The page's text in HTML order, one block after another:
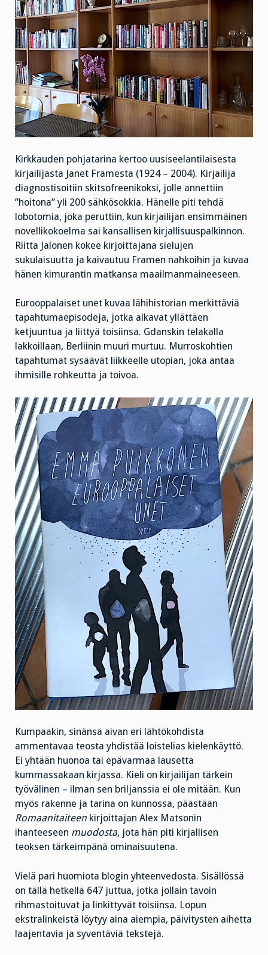
Kirkkauden pohjatarina kertoo uusiseelantilaisesta
kirjailijasta Janet Framesta (1924 – 2004). Kirjailija
diagnostisoitiin skitsofreenikoksi, jolle annettiin
”hoitona” yli 200 sähkösokkia. Hänelle piti tehdä
lobotomia, joka peruttiin, kun kirjailijan ensimmäinen
novellikokoelma sai kansallisen kirjallisuuspalkinnon.
Riitta Jalonen kokee kirjoittajana sielujen
sukulaisuutta ja kaivautuu Framen nahkoihin ja kuvaa
hänen kimurantin matkansa maailmanmaineeseen.
Eurooppalaiset unet kuvaa lähihistorian merkittäviä
tapahtumaepisodeja, jotka alkavat yllättäen
ketjuuntua ja liittyä toisiinsa. Gdanskin telakalla
lakkoillaan, Berliinin muuri murtuu. Murroskohtien
tapahtumat sysäävät liikkeelle utopian, joka antaa
ihmisille rohkeutta ja toivoa.
Kumpaakin, sinänsä aivan eri lähtökohdista
ammentavaa teosta yhdistää loistelias kielenkäyttö.
Ei yhtään huonoa tai epävarmaa lausetta
kummassakaan kirjassa. Kieli on kirjailijan tärkein
työvälinen – ilman sen briljanssia ei ole mitään. Kun
myös rakenne ja tarina on kunnossa, päästään
Romaanitaiteen kirjoittajan Alex Matsonin
ihanteeseen muodosta, jota hän piti kirjallisen
teoksen tärkeimpänä ominaisuutena.
Vielä pari huomiota blogin yhteenvedosta. Sisällössä
on tällä hetkellä 647 juttua, jotka jollain tavoin
rihmastoituvat ja linkittyvät toisiinsa. Lopun
ekstralinkeistä löytyy aina aiempia, päivitysten aihetta
laajentavia ja syventäviä tekstejä.